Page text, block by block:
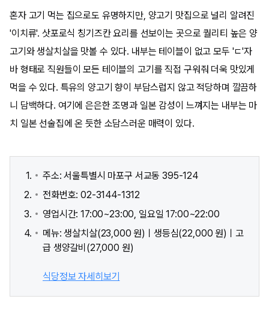
혼자 고기 먹는 집으로도 유명하지만, 양고기 맛집으로 널리 알려진
'이치류'. 삿포로식 칭기즈칸 요리를 선보이는 곳으로 퀄리티 높은 양
고기와 생살치살을 맛볼 수 있다. 내부는 테이블이 없고 모두 'ㄷ'자
바 형태로 직원들이 모든 테이블의 고기를 직접 구워줘 더욱 맛있게
먹을 수 있다. 특유의 양고기 향이 부담스럽지 않고 적당하며 깔끔하
니 담백하다. 여기에 은은한 조명과 일본 감성이 느껴지는 내부는 마
치 일본 선술집에 온 듯한 소담스러운 매력이 있다.
주소: 서울특별시 마포구 서교동 395-124
전화번호: 02-3144-1312
영업시간: 17:00~23:00, 일요일 17:00~22:00
메뉴: 생살치살(23,000 원)ㅣ생등심(22,000 원)ㅣ고
급 생양갈비(27,000 원)
식당정보 자세히보기